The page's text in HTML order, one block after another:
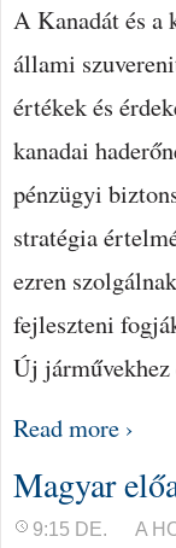
A Kanadát és a
állami
értékek és
kanadai
pénzügyi
stratégia
ezren
fejleszteni
Új
Read more ›
Magyar
9:15 DE. A